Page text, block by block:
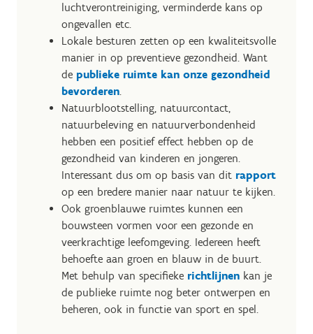
luchtverontreiniging, verminderde kans op
ongevallen etc.
Lokale besturen zetten op een kwaliteitsvolle
manier in op preventieve gezondheid. Want
de publieke ruimte kan onze gezondheid
bevorderen.
Natuurblootstelling, natuurcontact,
natuurbeleving en natuurverbondenheid
hebben een positief effect hebben op de
gezondheid van kinderen en jongeren.
Interessant dus om op basis van dit rapport
op een bredere manier naar natuur te kijken.
Ook groenblauwe ruimtes kunnen een
bouwsteen vormen voor een gezonde en
veerkrachtige leefomgeving. Iedereen heeft
behoefte aan groen en blauw in de buurt.
Met behulp van specifieke richtlijnen kan je
de publieke ruimte nog beter ontwerpen en
beheren, ook in functie van sport en spel.